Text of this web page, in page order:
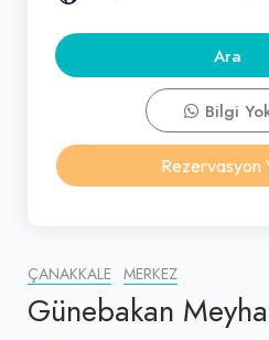
ÇANAKKALE MERKEZ
Günebakan
Ara
Bilgi
Rezervasyon